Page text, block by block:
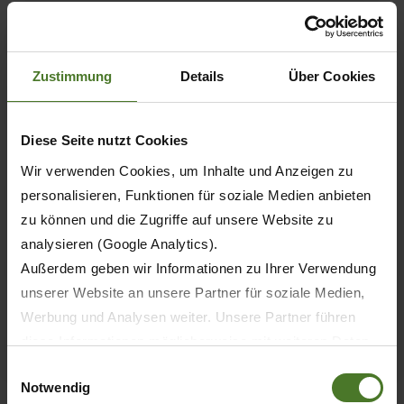
Zustimmung Details Über Cookies
Diese Seite nutzt Cookies
Wir verwenden Cookies, um Inhalte und Anzeigen zu
personalisieren, Funktionen für soziale Medien anbieten
zu können und die Zugriffe auf unsere Website zu
analysieren (Google Analytics).
Außerdem geben wir Informationen zu Ihrer Verwendung
unserer Website an unsere Partner für soziale Medien,
Werbung und Analysen weiter. Unsere Partner führen
sie im Rahmen Ihrer Nutzung der Dienste gesammelt
Notwendig
Kaufpreis (runder Netto-Betrag)*
Währung*
gew. Zahlungszyklus / Tilgung *
präferierte Finanzierungsform